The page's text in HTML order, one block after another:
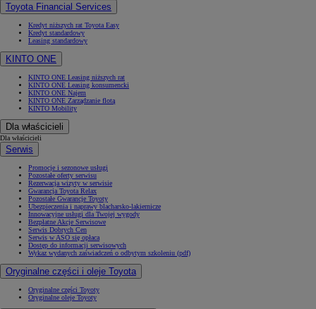
Toyota Financial Services
Kredyt niższych rat Toyota Easy
Kredyt standardowy
Leasing standardowy
KINTO ONE
KINTO ONE Leasing niższych rat
KINTO ONE Leasing konsumencki
KINTO ONE Najem
KINTO ONE Zarządzanie flotą
KINTO Mobility
Dla właścicieli
Dla właścicieli
Serwis
Promocje i sezonowe usługi
Pozostałe oferty serwisu
Rezerwacja wizyty w serwisie
Gwarancja Toyota Relax
Pozostałe Gwarancje Toyoty
Ubezpieczenia i naprawy blacharsko-lakiernicze
Innowacyjne usługi dla Twojej wygody
Bezpłatne Akcje Serwisowe
Serwis Dobrych Cen
Serwis w ASO się opłaca
Dostęp do informacji serwisowych
Wykaz wydanych zaświadczeń o odbytym szkoleniu (pdf)
Oryginalne części i oleje Toyota
Oryginalne części Toyoty
Oryginalne oleje Toyoty